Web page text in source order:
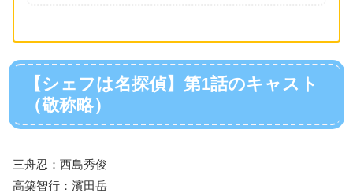
【シェフは名探偵】第1話のキャスト
（敬称略）
三舟忍：西島秀俊
高築智行：濱田岳